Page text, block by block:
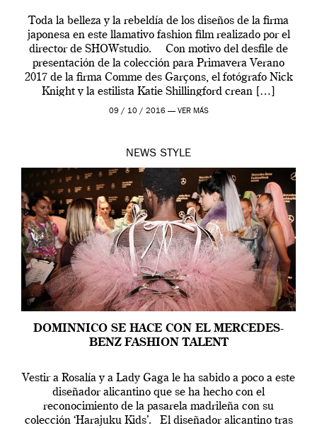
Toda la belleza y la rebeldía de los diseños de la firma
japonesa en este llamativo fashion film realizado por el
director de SHOWstudio. Con motivo del desfile de
presentación de la colección para Primavera Verano
2017 de la firma Comme des Garçons, el fotógrafo Nick
Knight y la estilista Katie Shillingford crean […]
09 / 10 / 2016 — VER MÁS
NEWS STYLE
DOMINNICO SE HACE CON EL MERCEDES-
BENZ FASHION TALENT
Vestir a Rosalía y a Lady Gaga le ha sabido a poco a este
diseñador alicantino que se ha hecho con el
reconocimiento de la pasarela madrileña con su
colección ‘Harajuku Kids’. El diseñador alicantino tras